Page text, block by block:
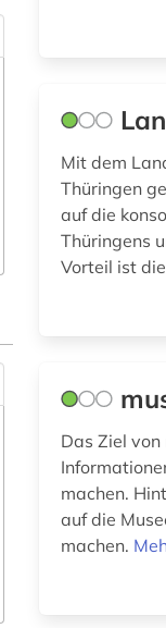
Mit dem
Thüringen
auf die
Thüringens
Vorteil ist
Das Ziel
machen.
auf die
machen.